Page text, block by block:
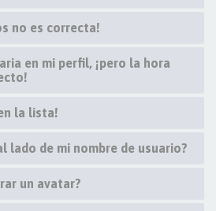
no es correcta!
en mi perfil, ¡pero la hora
la lista!
lado de mi nombre de usuario?
un avatar?